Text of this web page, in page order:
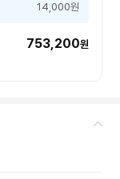
14,000원
753,200원